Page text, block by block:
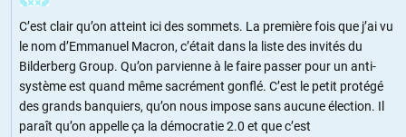
C’est clair qu’on atteint ici des sommets. La première fois que j’ai vu
le nom d’Emmanuel Macron, c’était dans la liste des invités du
Bilderberg Group. Qu’on parvienne à le faire passer pour un anti-
système est quand même sacrément gonflé. C’est le petit protégé
des grands banquiers, qu’on nous impose sans aucune élection. Il
paraît qu’on appelle ça la démocratie 2.0 et que c’est